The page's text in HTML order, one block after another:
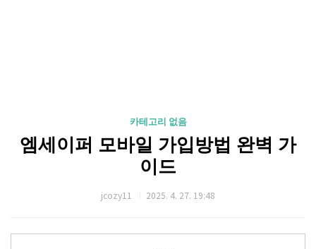
카테고리 없음
엠세이퍼 모바일 가입방법 완벽 가
이드
jcozy11 2025. 4. 27. 19:48